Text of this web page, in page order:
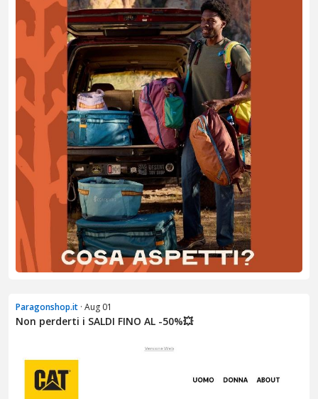
Paragonshop.it · Aug 01
Non perderti i SALDI FINO AL -50%💥